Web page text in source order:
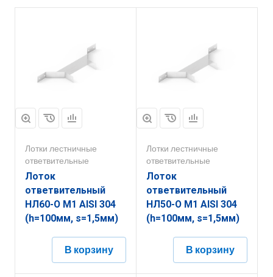
Лотки лестничные
ответвительные
Лоток
ответвительный
НЛ60-О М1 AISI 304
(h=100мм, s=1,5мм)
В корзину
Лотки лестничные
ответвительные
Лоток
ответвительный
НЛ50-О М1 AISI 304
(h=100мм, s=1,5мм)
В корзину